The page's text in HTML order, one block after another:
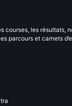
courses, les résultats,
parcours et carnets